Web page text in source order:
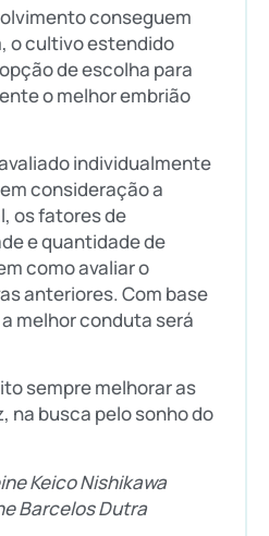
conseguem
o cultivo estendido
de escolha para
o melhor embrião
individualmente
consideração a
os fatores de
e quantidade de
como avaliar o
anteriores. Com base
melhor conduta será
sempre melhorar as
na busca pelo sonho do
Keico Nishikawa
Barcelos Dutra